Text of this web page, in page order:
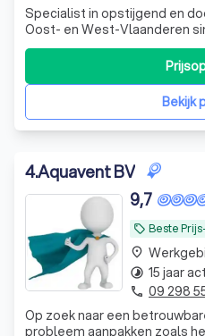
Specialist in opstijgend en
Oost- en West-Vlaanderen
een gezonde, droge woning
verzorgde afwerking. 30j
Bekijk
4.Aquavent BV
local_offer Beste
9,7
Op zoek naar een
probleem aanpakken zoals
place
timelapse 15 jaar
phone 09 298